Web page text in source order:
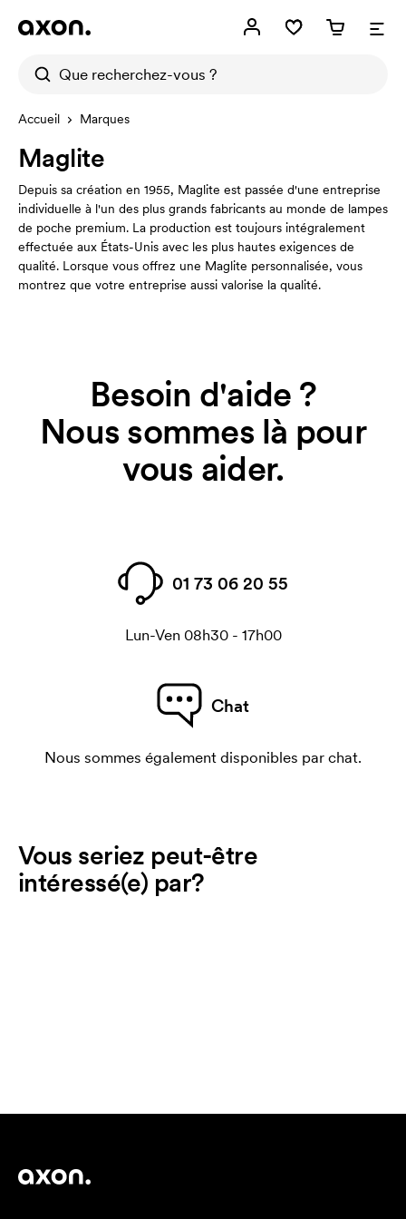
Accueil Marques
Maglite
Depuis sa création en 1955, Maglite est passée d'une entreprise
individuelle à l'un des plus grands fabricants au monde de lampes
de poche premium. La production est toujours intégralement
effectuée aux États-Unis avec les plus hautes exigences de
qualité. Lorsque vous offrez une Maglite personnalisée, vous
montrez que votre entreprise aussi valorise la qualité.
Besoin d'aide ?
Nous sommes là pour
vous aider.
01 73 06 20 55
Lun-Ven 08h30 - 17h00
Chat
Nous sommes également disponibles par chat.
Vous seriez peut-être
intéressé(e) par?